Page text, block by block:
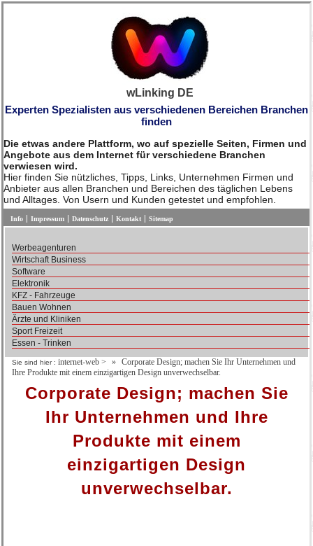
wLinking DE
Experten Spezialisten aus verschiedenen Bereichen Branchen
finden
Die etwas andere Plattform, wo auf spezielle Seiten, Firmen und
Angebote aus dem Internet für verschiedene Branchen
verwiesen wird.
Hier finden Sie nützliches, Tipps, Links, Unternehmen Firmen und
Anbieter aus allen Branchen und Bereichen des täglichen Lebens
und Alltages. Von Usern und Kunden getestet und empfohlen.
Info Impressum Datenschutz Kontakt Sitemap
Werbeagenturen
Wirtschaft Business
Software
Elektronik
KFZ - Fahrzeuge
Bauen Wohnen
Ärzte und Kliniken
Sport Freizeit
Essen - Trinken
Sie sind hier : internet-web >
Corporate Design; machen Sie Ihr Unternehmen und
Ihre Produkte mit einem einzigartigen Design unverwechselbar.
Corporate Design; machen Sie
Ihr Unternehmen und Ihre
Produkte mit einem
einzigartigen Design
unverwechselbar.